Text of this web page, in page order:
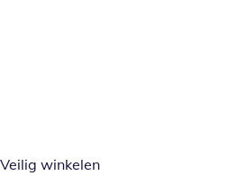
Veilig winkelen